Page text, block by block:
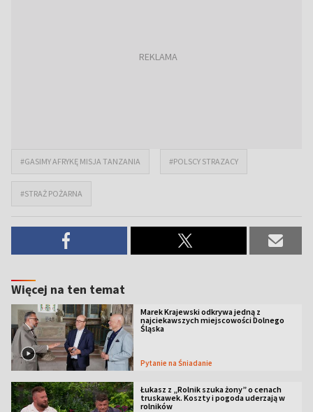
#GASIMY AFRYKĘ MISJA TANZANIA #POLSCY STRAZACY
#STRAŻ POŻARNA
Więcej na ten temat
Marek Krajewski odkrywa jedną z
najciekawszych miejscowości Dolnego
Śląska
Pytanie na Śniadanie
Łukasz z „Rolnik szuka żony” o cenach
truskawek. Koszty i pogoda uderzają w
rolników